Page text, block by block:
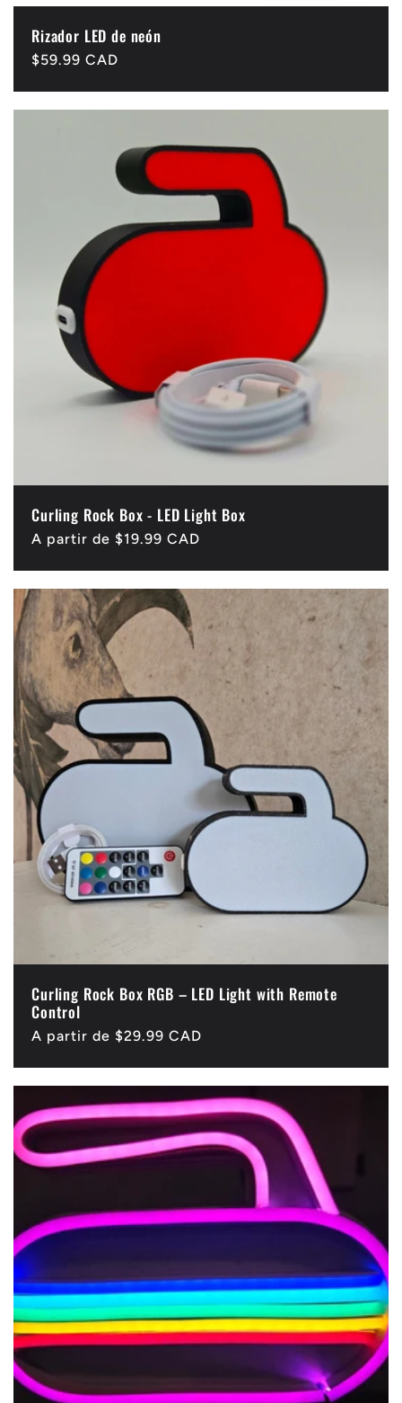
Rizador LED de neón
Precio
$59.99 CAD
Curling Rock Box - LED Light Box
Precio
A partir de $19.99 CAD
Curling Rock Box RGB – LED Light with Remote
Control
Precio
A partir de $29.99 CAD